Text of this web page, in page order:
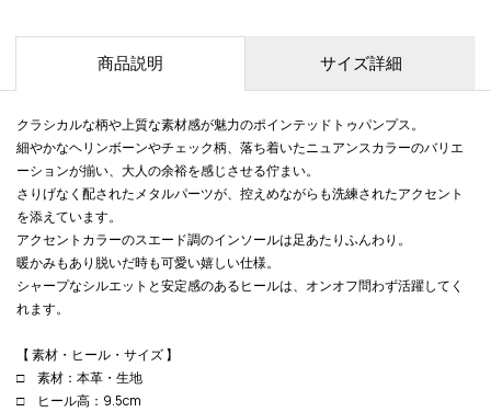
商品説明 サイズ詳細
クラシカルな柄や上質な素材感が魅力のポインテッドトゥパンプス。
細やかなヘリンボーンやチェック柄、落ち着いたニュアンスカラーのバリエ
ーションが揃い、大人の余裕を感じさせる佇まい。
さりげなく配されたメタルパーツが、控えめながらも洗練されたアクセント
を添えています。
アクセントカラーのスエード調のインソールは足あたりふんわり。
暖かみもあり脱いだ時も可愛い嬉しい仕様。
シャープなシルエットと安定感のあるヒールは、オンオフ問わず活躍してく
れます。
【 素材・ヒール・サイズ 】
□ 素材：本革・生地
□ ヒール高：9.5cm